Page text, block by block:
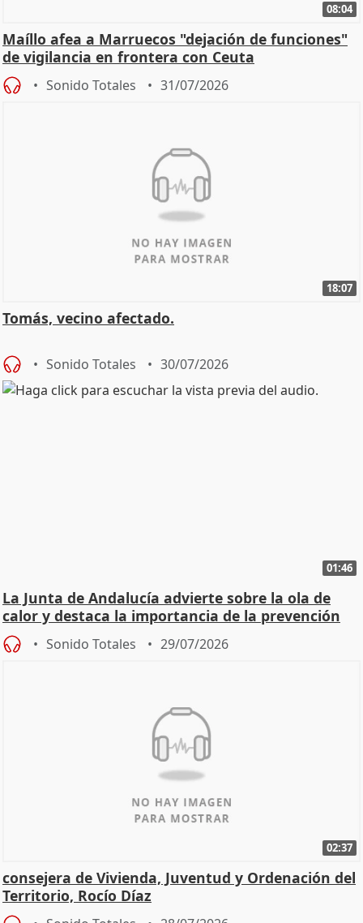
08:04
Maíllo afea a Marruecos "dejación de funciones"
de vigilancia en frontera con Ceuta
Sonido Totales 31/07/2026
18:07
Tomás, vecino afectado.
Sonido Totales 30/07/2026
01:46
La Junta de Andalucía advierte sobre la ola de
calor y destaca la importancia de la prevención
Sonido Totales 29/07/2026
02:37
consejera de Vivienda, Juventud y Ordenación del
Territorio, Rocío Díaz